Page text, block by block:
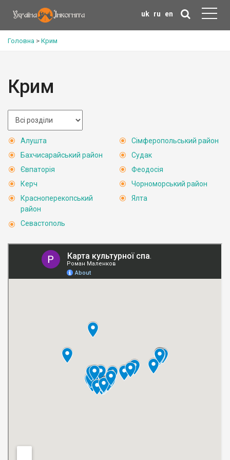
uk ru en
Головна > Крим
Крим
Алушта
Бахчисарайський район
Євпаторія
Керч
Красноперекопський
район
Севастополь
Сімферопольський район
Судак
Феодосія
Чорноморський район
Ялта